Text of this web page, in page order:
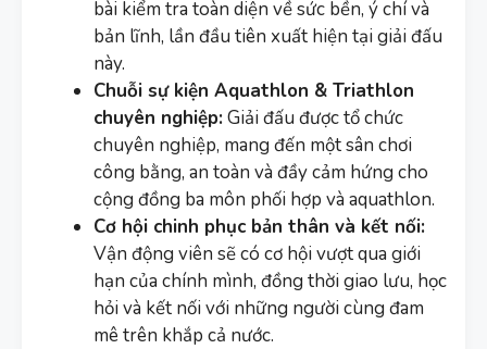
bài kiểm tra toàn diện về sức bền, ý chí và
bản lĩnh, lần đầu tiên xuất hiện tại giải đấu
này.
Chuỗi sự kiện Aquathlon & Triathlon
chuyên nghiệp:Giải đấu được tổ chức
chuyên nghiệp, mang đến một sân chơi
công bằng, an toàn và đầy cảm hứng cho
cộng đồng ba môn phối hợp và aquathlon.
Cơ hội chinh phục bản thân và kết nối:
Vận động viên sẽ có cơ hội vượt qua giới
hạn của chính mình, đồng thời giao lưu, học
hỏi và kết nối với những người cùng đam
mê trên khắp cả nước.